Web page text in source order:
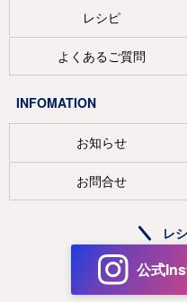
レシピ
よくあるご質問
INFOMATION
お知らせ
お問合せ
レ
公式